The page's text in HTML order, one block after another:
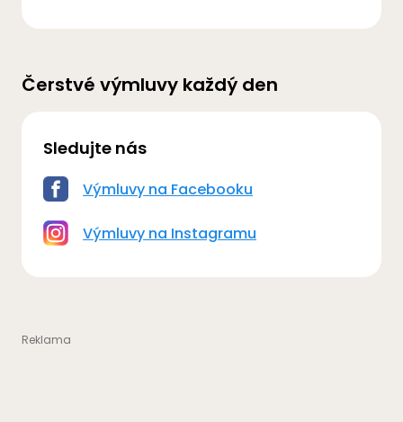
Čerstvé výmluvy každý den
Sledujte nás
Výmluvy na Facebooku
Výmluvy na Instagramu